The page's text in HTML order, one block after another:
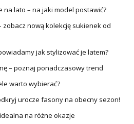
lato – na jaki model postawić?
nową kolekcję sukienek od
jak stylizować je latem?
– poznaj ponadczasowy trend
warto wybierać?
urocze fasony na obecny sezon!
na różne okazje